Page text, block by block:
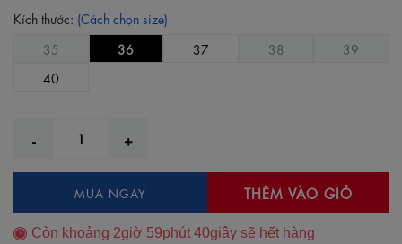
Kích thước: (Cách chọn size)
35
36 37 38
39
40
MUA NGAY THÊM VÀO GIỎ
Còn khoảng 2giờ 59phút 40giây sẽ hết hàng